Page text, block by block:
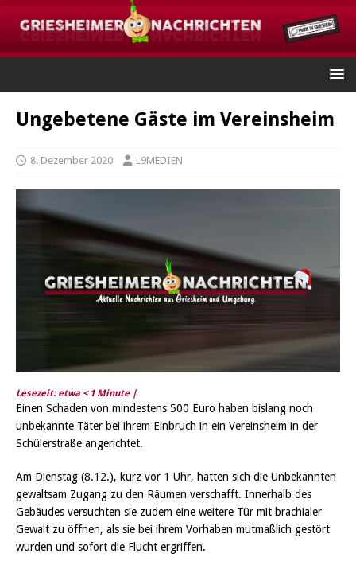
Ungebetene Gäste im Vereinsheim
8. Dezember 2020 L9MEDIEN
Lesezeit: etwa < 1 Minute |
Einen Schaden von mindestens 500 Euro haben bislang noch
unbekannte Täter bei ihrem Einbruch in ein Vereinsheim in der
Schülerstraße angerichtet.
Am Dienstag (8.12.), kurz vor 1 Uhr, hatten sich die Unbekannten
gewaltsam Zugang zu den Räumen verschafft. Innerhalb des
Gebäudes versuchten sie zudem eine weitere Tür mit brachialer
Gewalt zu öffnen, als sie bei ihrem Vorhaben mutmaßlich gestört
wurden und sofort die Flucht ergriffen.